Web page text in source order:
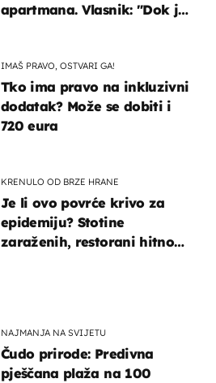
apartmana. Vlasnik: "Dok je
IMAŠ PRAVO, OSTVARI GA!
Tko ima pravo na inkluzivni
dodatak? Može se dobiti i
720 eura
KRENULO OD BRZE HRANE
Je li ovo povrće krivo za
epidemiju? Stotine
zaraženih, restorani hitno
NAJMANJA NA SVIJETU
Čudo prirode: Predivna
pješčana plaža na 100